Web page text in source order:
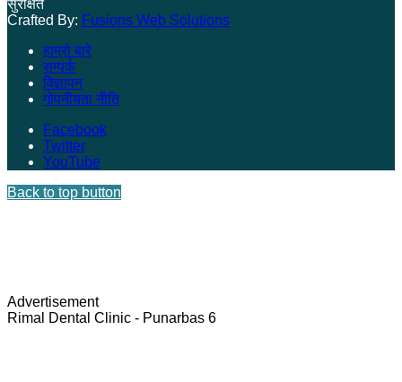
सुरक्षित
Crafted By: Fusions Web Solutions
हाम्रो बारे
सम्पर्क
विज्ञापन
गोपनीयता नीति
Facebook
Twitter
YouTube
Back to top button
Advertisement
Rimal Dental Clinic - Punarbas 6